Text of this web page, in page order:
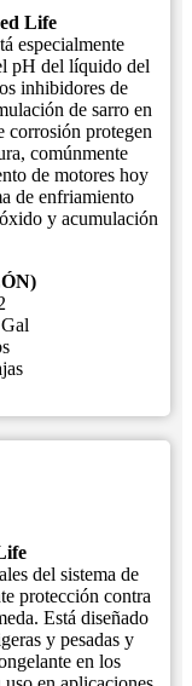
Life
especialmente
pH del líquido del
inhibidores de
de sarro en
corrosión protegen
comúnmente
de motores hoy
de enfriamiento
y acumulación
del sistema de
protección contra
Está diseñado
y pesadas y
en los